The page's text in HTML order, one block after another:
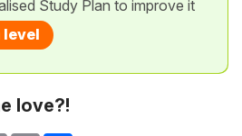
Study Plan to improve it
level
love?!